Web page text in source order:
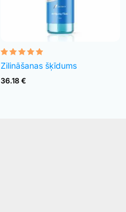
Įvertinimas:
4.83
iš 5
Zilināšanas šķīdums
36.18 €